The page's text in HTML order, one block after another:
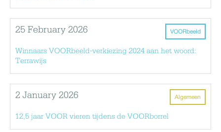
VOORbeeld
25 February 2026
Winnaars VOORbeeld-verkiezing 2024 aan het woord:
Terrawijs
Algemeen
2 January 2026
12,5 jaar VOOR vieren tijdens de VOORborrel